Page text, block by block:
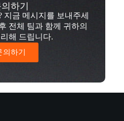
하기
지금 메시지를 보내주세
전체 팀과 함께 귀하의
해 드립니다.
의하기